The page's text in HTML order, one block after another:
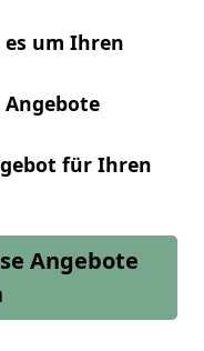
um Ihren
für Ihren
Angebote